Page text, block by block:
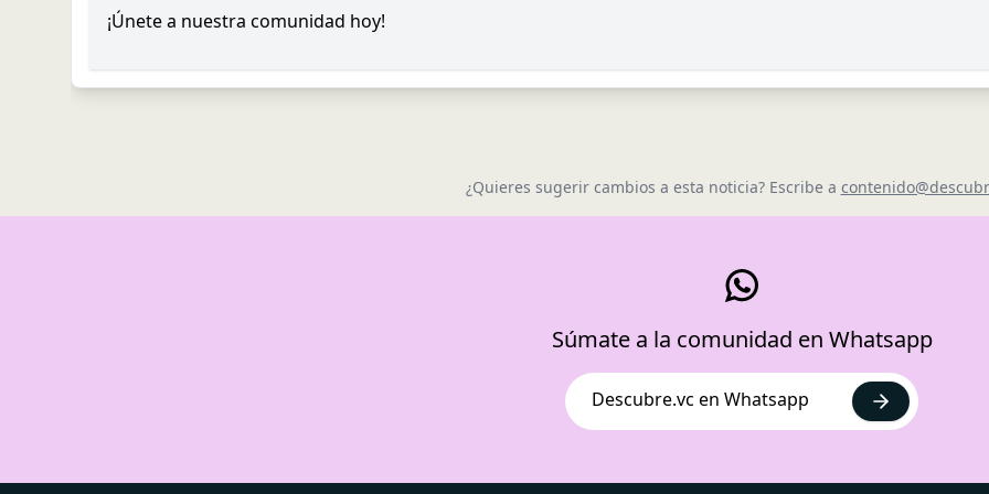
¡Únete a nuestra comunidad hoy!
¿Quieres sugerir cambios a esta noticia? Escribe a
Súmate a la comunidad en Whatsapp
Descubre.vc en Whatsapp